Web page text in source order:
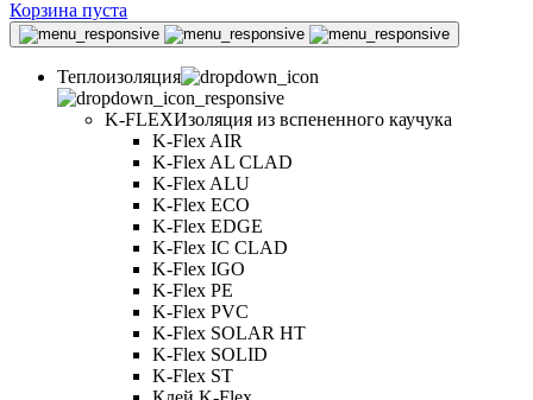
Корзина пуста
Теплоизоляция
K-FLEXИзоляция из вспененного каучука
K-Flex AIR
K-Flex AL CLAD
K-Flex ALU
K-Flex ECO
K-Flex EDGE
K-Flex IC CLAD
K-Flex IGO
K-Flex PE
K-Flex PVC
K-Flex SOLAR HT
K-Flex SOLID
K-Flex ST